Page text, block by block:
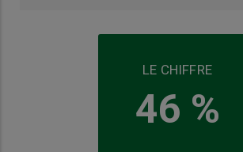
LE CHIFFRE
46 %